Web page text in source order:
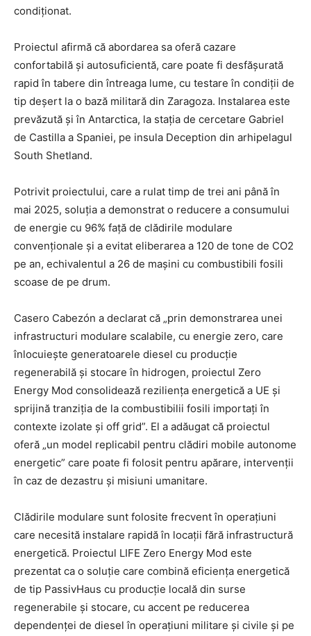
condiționat.
Proiectul afirmă că abordarea sa oferă cazare
confortabilă și autosuficientă, care poate fi desfășurată
rapid în tabere din întreaga lume, cu testare în condiții de
tip deșert la o bază militară din Zaragoza. Instalarea este
prevăzută și în Antarctica, la stația de cercetare Gabriel
de Castilla a Spaniei, pe insula Deception din arhipelagul
South Shetland.
Potrivit proiectului, care a rulat timp de trei ani până în
mai 2025, soluția a demonstrat o reducere a consumului
de energie cu 96% față de clădirile modulare
convenționale și a evitat eliberarea a 120 de tone de CO2
pe an, echivalentul a 26 de mașini cu combustibili fosili
scoase de pe drum.
Casero Cabezón a declarat că „prin demonstrarea unei
infrastructuri modulare scalabile, cu energie zero, care
înlocuiește generatoarele diesel cu producție
regenerabilă și stocare în hidrogen, proiectul Zero
Energy Mod consolidează reziliența energetică a UE și
sprijină tranziția de la combustibilii fosili importați în
contexte izolate și off grid”. El a adăugat că proiectul
oferă „un model replicabil pentru clădiri mobile autonome
energetic” care poate fi folosit pentru apărare, intervenții
în caz de dezastru și misiuni umanitare.
Clădirile modulare sunt folosite frecvent în operațiuni
care necesită instalare rapidă în locații fără infrastructură
energetică. Proiectul LIFE Zero Energy Mod este
prezentat ca o soluție care combină eficiența energetică
de tip PassivHaus cu producție locală din surse
regenerabile și stocare, cu accent pe reducerea
dependenței de diesel în operațiuni militare și civile și pe